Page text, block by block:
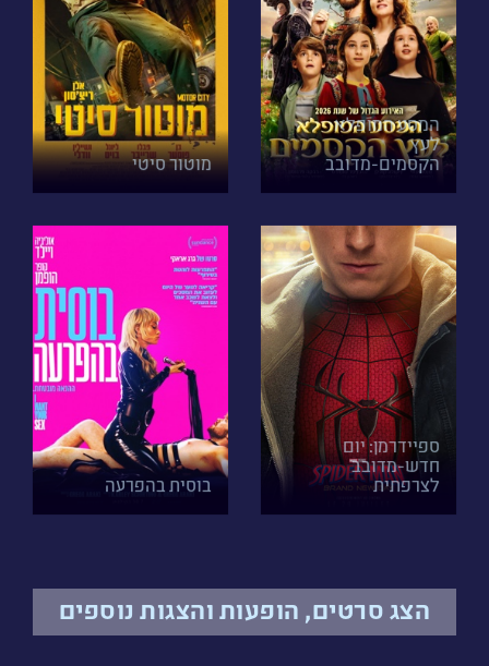
המסע המופלא
לעץ
הקסמים-מדובב מוטור סיטי
ספיידרמן: יום
חדש-מדובב
לצרפתית
בוסית בהפרעה
הצג סרטים, הופעות והצגות נוספים